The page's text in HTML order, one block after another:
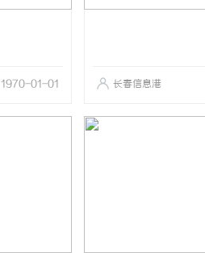
1970-01-01 长春信息港